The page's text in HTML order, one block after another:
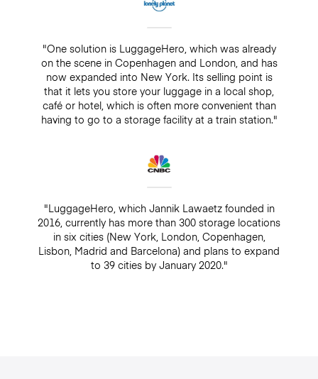
"One solution is LuggageHero, which was already
on the scene in Copenhagen and London, and has
now expanded into New York. Its selling point is
that it lets you store your luggage in a local shop,
café or hotel, which is often more convenient than
having to go to a storage facility at a train station."
"LuggageHero, which Jannik Lawaetz founded in
2016, currently has more than 300 storage locations
in six cities (New York, London, Copenhagen,
Lisbon, Madrid and Barcelona) and plans to expand
to 39 cities by January 2020."